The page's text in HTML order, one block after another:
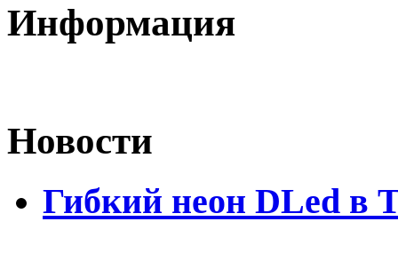
Информация
Новости
Гибкий неон DLed в